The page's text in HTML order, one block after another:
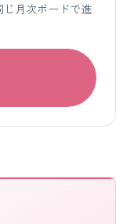
じ月次ボードで進